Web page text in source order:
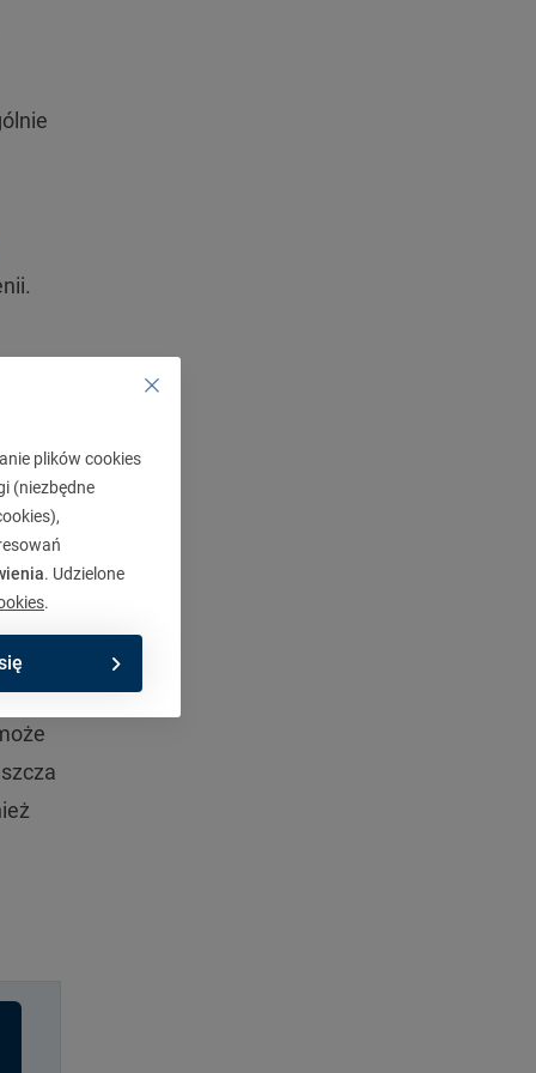
plików cookies
(niezbędne
. Udzielone
.